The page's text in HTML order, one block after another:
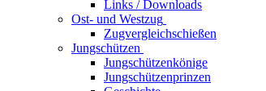
Links / Downloads
Ost- und Westzug
Zugvergleichschießen
Jungschützen
Jungschützenkönige
Jungschützenprinzen